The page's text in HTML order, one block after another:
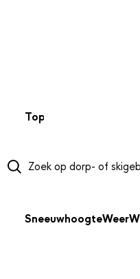
Top 50
SneeuwhoogteWeer